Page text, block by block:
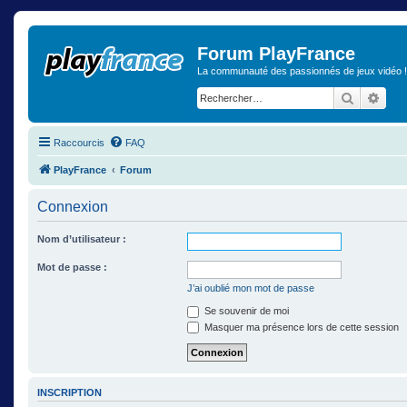
Forum PlayFrance
La communauté des passionnés de jeux vidéo !
Raccourcis FAQ
PlayFrance Forum
Connexion
Nom d’utilisateur :
Mot de passe :
J’ai oublié mon mot de passe
Se souvenir de moi
Masquer ma présence lors de cette session
INSCRIPTION